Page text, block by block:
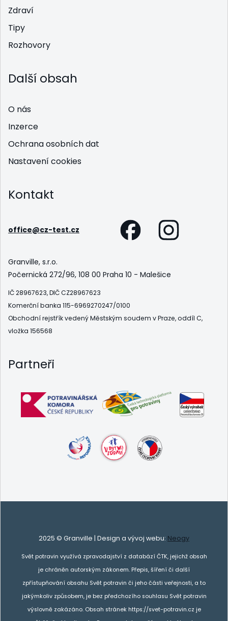
Zdraví
Tipy
Rozhovory
Další obsah
O nás
Inzerce
Ochrana osobních dat
Nastavení cookies
Kontakt
office@cz-test.cz
Granville, s.r.o.
Počernická 272/96, 108 00 Praha 10 - Malešice
IČ 28967623, DIČ CZ28967623
Komerční banka 115-6969270247/0100
Obchodní rejstřík vedený Městským soudem v Praze, oddíl C,
vložka 156568
Partneři
2025 © Granville | Design a vývoj webu: Neogy
Svět potravin využívá zpravodajství z databází ČTK, jejichž obsah
je chráněn autorským zákonem. Přepis, šíření či další
zpřístupňování obsahu Svět potravin či jeho části veřejnosti, a to
jakýmkoliv způsobem, je bez předchozího souhlasu Svět potravin
výslovně zakázáno. Obsah stránek https://svet-potravin.cz je